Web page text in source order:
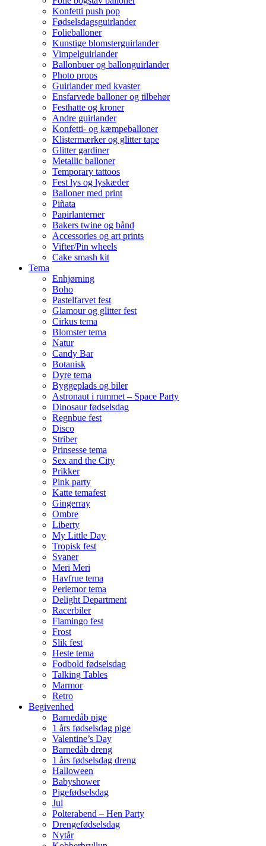
Konfetti push pop
Fødselsdagsguirlander
Folieballoner
Kunstige blomsterguirlander
Vimpelguirlander
Ballonbuer og ballonguirlander
Photo props
Guirlander med kvaster
Ensfarvede balloner og tilbehør
Festhatte og kroner
Andre guirlander
Konfetti- og kæmpeballoner
Klistermærker og glitter tape
Glitter gardiner
Metallic balloner
Temporary tattoos
Fest lys og lyskæder
Balloner med print
Piñata
Papirlanterner
Bakers twine og bånd
Accessories og art prints
Vifter/Pin wheels
Cake smash kit
Tema
Enhjørning
Boho
Pastelfarvet fest
Glamour og glitter fest
Cirkus tema
Blomster tema
Natur
Candy Bar
Botanisk
Dyre tema
Byggeplads og biler
Astronaut i rummet – Space Party
Dinosaur fødselsdag
Regnbue fest
Disco
Striber
Prinsesse tema
Sex and the City
Prikker
Pink party
Katte temafest
Gingerray
Ombre
Liberty
My Little Day
Tropisk fest
Svaner
Meri Meri
Havfrue tema
Perlemor tema
Delight Department
Racerbiler
Flamingo fest
Frost
Slik fest
Heste tema
Fodbold fødselsdag
Talking Tables
Marmor
Retro
Begivenhed
Barnedåb pige
1 års fødselsdag pige
Valentine’s Day
Barnedåb dreng
1 års fødselsdag dreng
Halloween
Babyshower
Pigefødselsdag
Jul
Polterabend – Hen Party
Drengefødselsdag
Nytår